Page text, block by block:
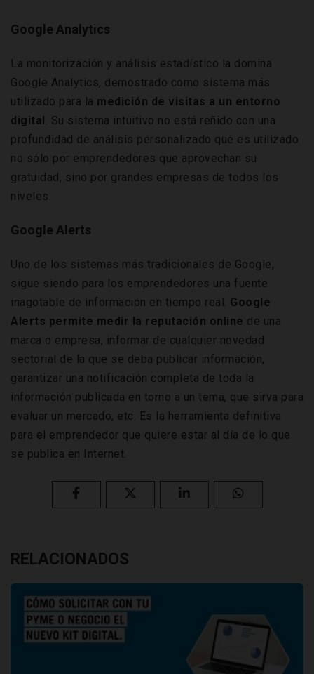
Google Analytics
La monitorización y análisis estadístico la domina
Google Analytics, demostrado como sistema más
utilizado para la medición de visitas a un entorno
digital. Su sistema intuitivo no está reñido con una
profundidad de análisis personalizado que es utilizado
no sólo por emprendedores que aprovechan su
gratuidad, sino por grandes empresas de todos los
niveles.
Google Alerts
Uno de los sistemas más tradicionales de Google,
sigue siendo para los emprendedores una fuente
inagotable de información en tiempo real. Google
Alerts permite medir la reputación online de una
marca o empresa, informar de cualquier novedad
sectorial de la que se deba publicar información,
garantizar una notificación completa de toda la
información publicada en torno a un tema, que sirva para
evaluar un mercado, etc. Es la herramienta definitiva
para el emprendedor que quiere estar al día de lo que
se publica en Internet.
RELACIONADOS